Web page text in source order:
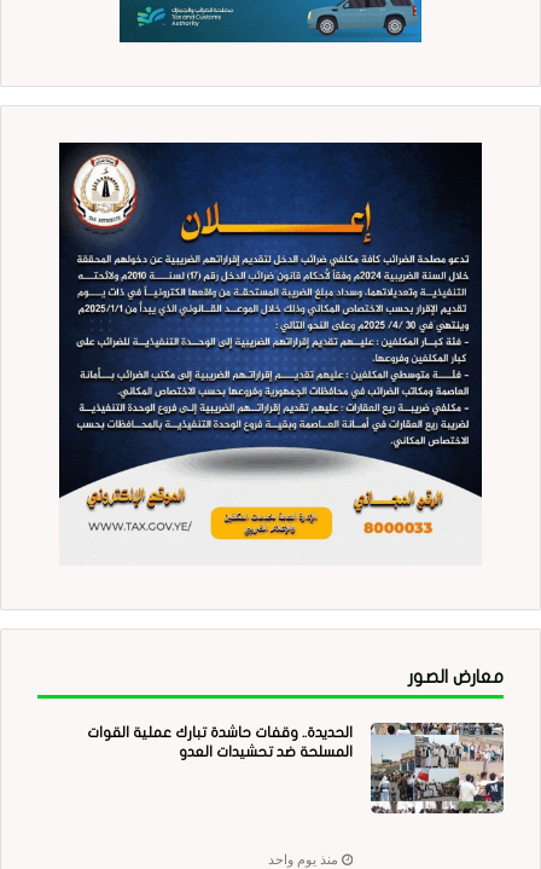
معارض الصور
الحديدة.. وقفات حاشدة تبارك عملية القوات
المسلحة ضد تحشيدات العدو
منذ يوم واحد